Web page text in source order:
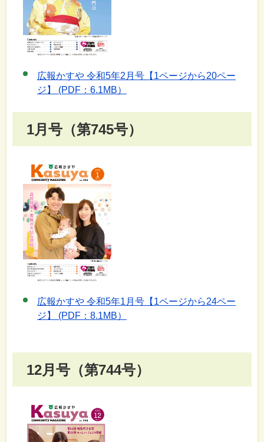
広報かすや 令和5年2月号【1ページから20ペー
ジ】 (PDF：6.1MB）
1月号（第745号）
広報かすや 令和5年1月号【1ページから24ペー
ジ】 (PDF：8.1MB）
12月号（第744号）